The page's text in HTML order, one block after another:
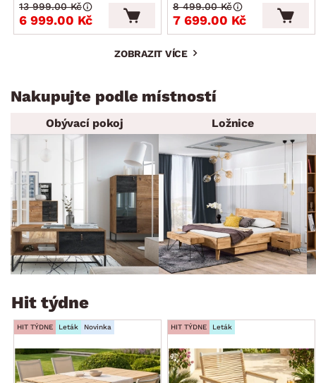
6 999.00 Kč
13 999.00 Kč
7 699.00 Kč
8 499.00 Kč
ZOBRAZIT VÍCE
Nakupujte podle místností
Obývací pokoj Ložnice
Hit týdne
HIT TÝDNE Leták Novinka HIT TÝDNE Leták